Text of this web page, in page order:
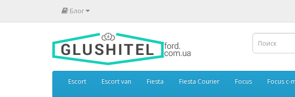
Блог
Escort Escort van Fiesta Fiesta Courier Focus Focus c-